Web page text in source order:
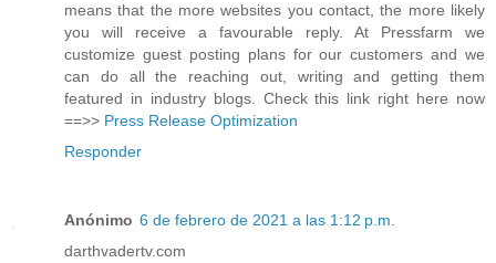
means that the more websites you contact, the more likely
you will receive a favourable reply. At Pressfarm we
customize guest posting plans for our customers and we
can do all the reaching out, writing and getting them
featured in industry blogs. Check this link right here now
==>> Press Release Optimization
Responder
Anónimo 6 de febrero de 2021 a las 1:12 p.m.
darthvadertv.com